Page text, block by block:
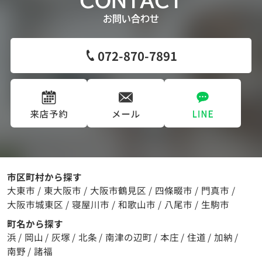
お問い合わせ
072-870-7891
市区町村から探す
大東市 / 東大阪市 / 大阪市鶴見区 / 四條畷市 / 門真市 /
大阪市城東区 / 寝屋川市 / 和歌山市 / 八尾市 / 生駒市
町名から探す
浜 / 岡山 / 灰塚 / 北条 / 南津の辺町 / 本庄 / 住道 / 加納 /
南野 / 諸福